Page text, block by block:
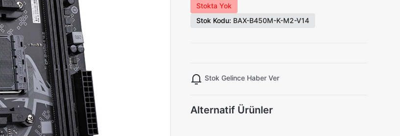
Stokta Yok
Stok Kodu: BAX-B450M-K-M2-V14
Stok Gelince Haber Ver
Alternatif Ürünler